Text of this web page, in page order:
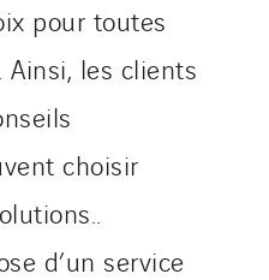
pour toutes
Ainsi, les clients
choisir
d’un service